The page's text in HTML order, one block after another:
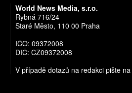
World News Media, s.r.o.
Rybná 716/24
Staré Město, 110 00 Praha
IČO: 09372008
DIČ: CZ09372008
V případě dotazů na redakci pište na